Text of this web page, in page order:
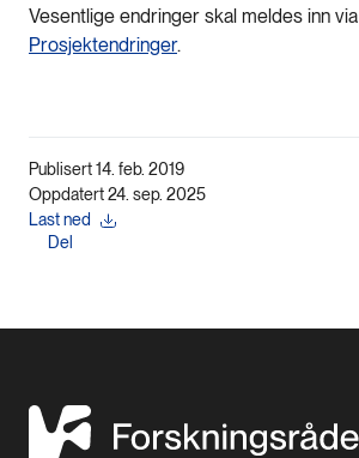
Vesentlige endringer skal meldes inn via
Prosjektendringer.
Publisert 14. feb. 2019
Oppdatert 24. sep. 2025
Last ned
Del